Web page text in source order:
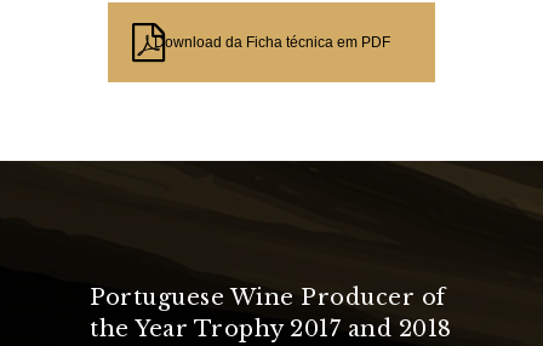
Download da Ficha técnica em PDF
Portuguese Wine Producer of
the Year Trophy 2017 and 2018